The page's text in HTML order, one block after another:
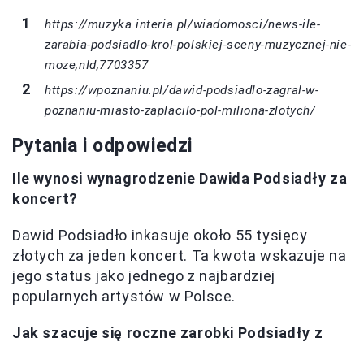
https://muzyka.interia.pl/wiadomosci/news-ile-
zarabia-podsiadlo-krol-polskiej-sceny-muzycznej-nie-
moze,nId,7703357
https://wpoznaniu.pl/dawid-podsiadlo-zagral-w-
poznaniu-miasto-zaplacilo-pol-miliona-zlotych/
Pytania i odpowiedzi
Ile wynosi wynagrodzenie Dawida Podsiadły za
koncert?
Dawid Podsiadło inkasuje około 55 tysięcy
złotych za jeden koncert. Ta kwota wskazuje na
jego status jako jednego z najbardziej
popularnych artystów w Polsce.
Jak szacuje się roczne zarobki Podsiadły z